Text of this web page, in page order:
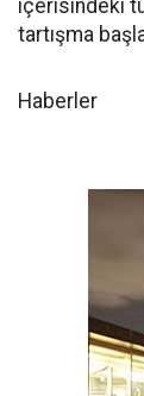
içerisindeki
tartışma
Haberler